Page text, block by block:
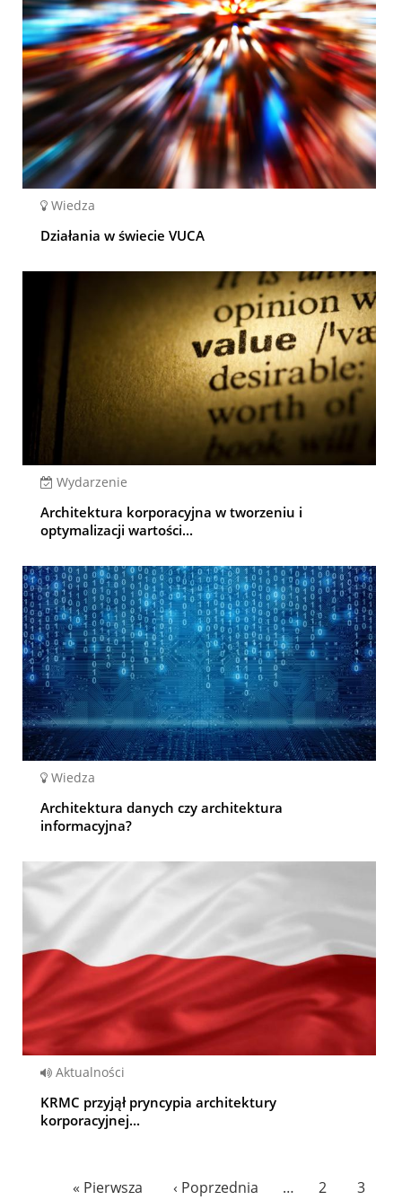
Wiedza
Działania w świecie VUCA
Wydarzenie
Architektura korporacyjna w tworzeniu i
optymalizacji wartości...
Wiedza
Architektura danych czy architektura
informacyjna?
Aktualności
KRMC przyjął pryncypia architektury
korporacyjnej...
First
« Pierwsza Previous
‹ Poprzednia … Page
2 Page
3